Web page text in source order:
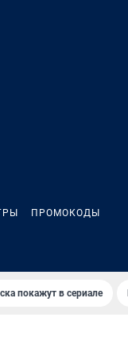
ПРОМОКОДЫ
покажут в сериале